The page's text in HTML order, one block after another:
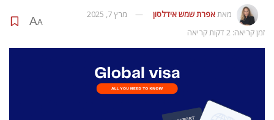
מאתאפרת‭ ‬שמש‭ ‬אידלסון
מרץ 7, 2025
זמן קריאה: 2 דקות קריאה
A
A